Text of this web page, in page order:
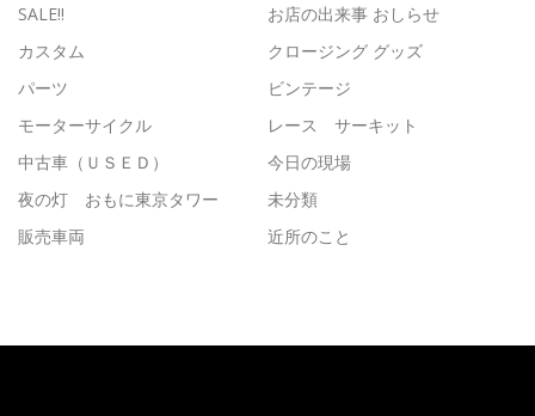
SALE!!
お店の出来事 おしらせ
カスタム
クロージング グッズ
パーツ
ビンテージ
モーターサイクル
レース サーキット
中古車（ＵＳＥＤ）
今日の現場
夜の灯 おもに東京タワー
未分類
販売車両
近所のこと